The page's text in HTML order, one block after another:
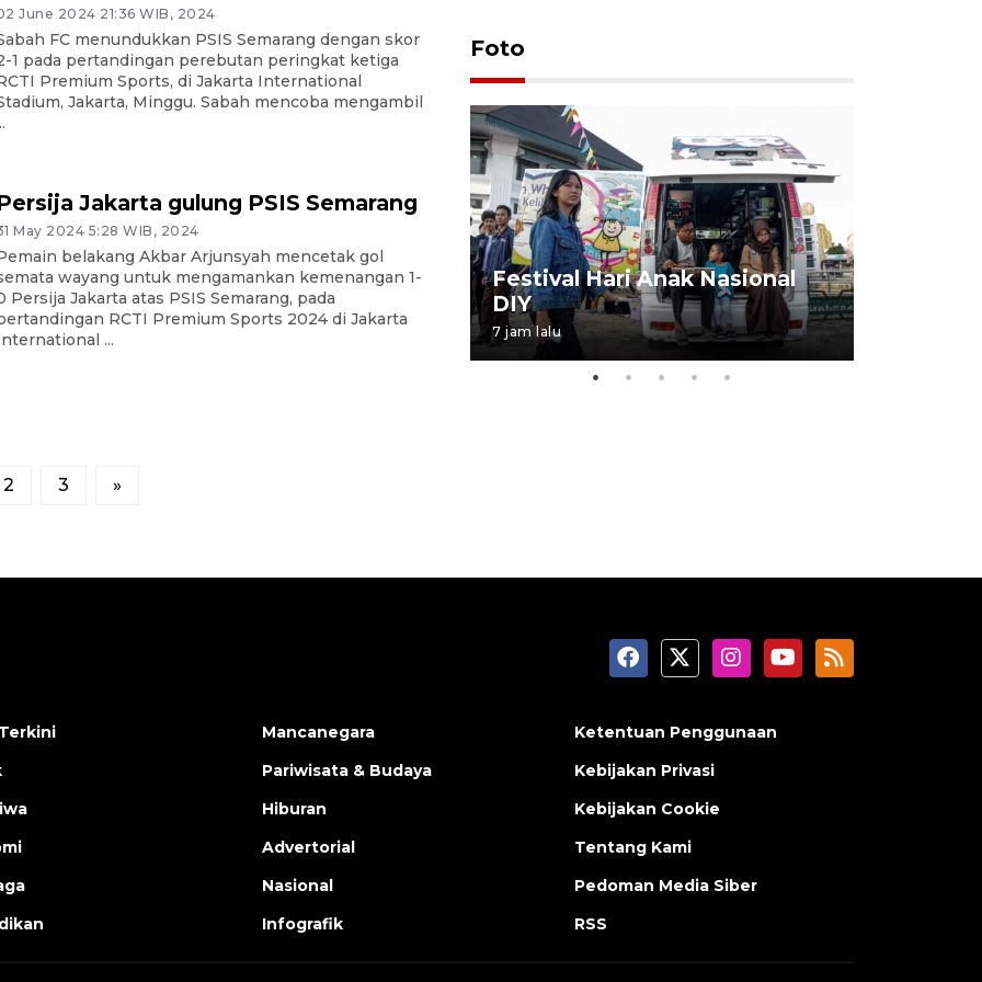
June 2024 21:36 WIB, 2024
FC menundukkan PSIS Semarang dengan skor
1 pada pertandingan perebutan peringkat ketiga
Premium Sports, di Jakarta International
Jakarta, Minggu. Sabah mencoba mengambil
Jakarta gulung PSIS Semarang
May 2024 5:28 WIB, 2024
belakang Akbar Arjunsyah mencetak gol
wayang untuk mengamankan kemenangan 1-
Persija Jakarta atas PSIS Semarang, pada
RCTI Premium Sports 2024 di Jakarta
...
2 3 »
Foto
BPJS Kesehatan Yogyakarta
perkuat sinergi dengan
ANTARA Biro DIY
03 August 2026 17:24 WIB
Festival Hari Anak Nasional
DIY
7 jam lalu
Mancanegara
Pariwisata & Budaya
Hiburan
Advertorial
Nasional
Infografik
Ketentuan Penggunaan
Kebijakan Privasi
Kebijakan Cookie
Tentang Kami
Pedoman Media Siber
RSS